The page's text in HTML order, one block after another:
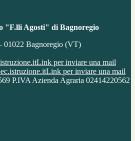
"F.lli Agosti" di Bagnoregio
01022 Bagnoregio (VT)
Link per inviare una mail
Link per inviare una mail
P.IVA Azienda Agraria 02414220562